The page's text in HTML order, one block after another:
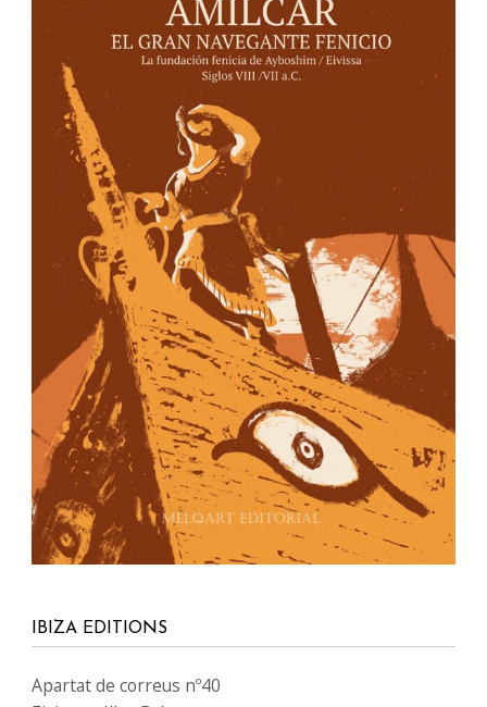
IBIZA EDITIONS
Apartat de correus nº40